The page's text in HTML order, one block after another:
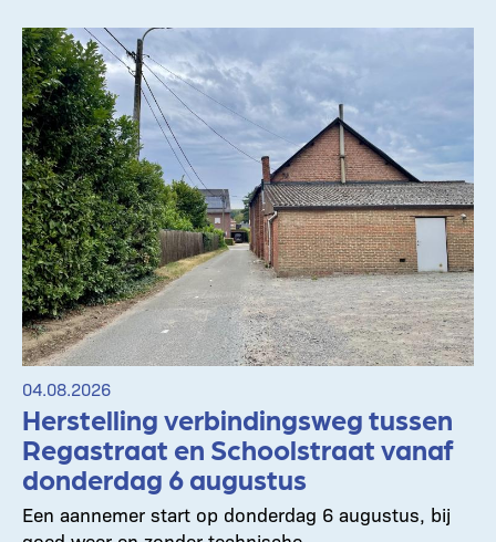
04.08.2026
Herstelling verbindingsweg tussen
Regastraat en Schoolstraat vanaf
donderdag 6 augustus
Een aannemer start op donderdag 6 augustus, bij